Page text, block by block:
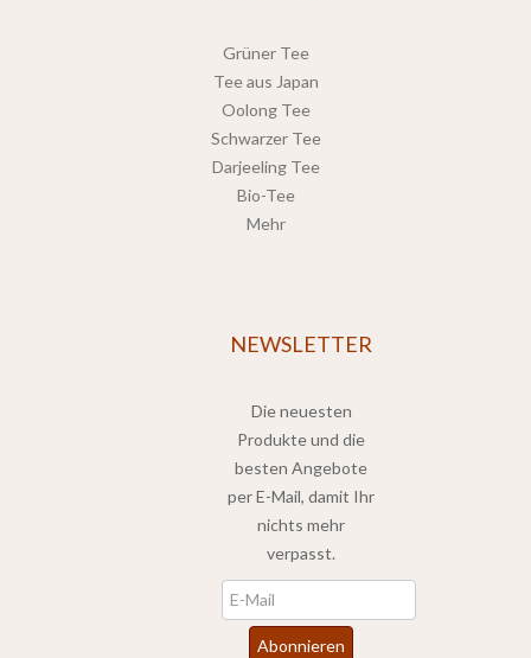
Grüner Tee
Tee aus Japan
Oolong Tee
Schwarzer Tee
Darjeeling Tee
Bio-Tee
Mehr
NEWSLETTER
Die neuesten
Produkte und die
besten Angebote
per E-Mail, damit Ihr
nichts mehr
verpasst.
Abonnieren